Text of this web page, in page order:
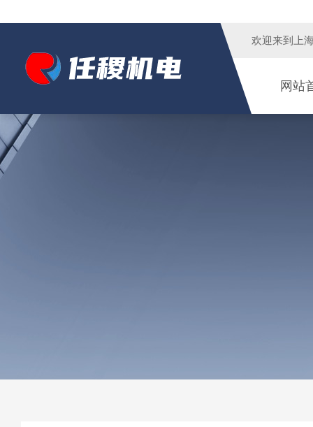
欢迎来到 上
网站